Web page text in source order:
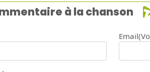
à la chanson